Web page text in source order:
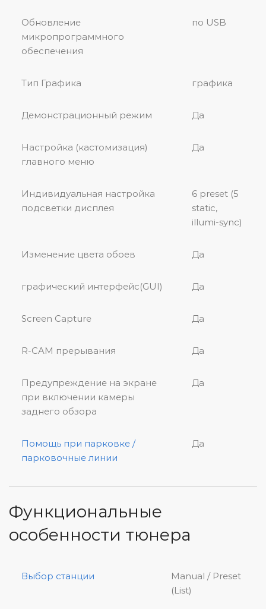
Обновление
микропрограммного
обеспечения
по USB
Тип Графика графика
Демонстрационный режим Да
Настройка (кастомизация)
главного меню
Да
Индивидуальная настройка
подсветки дисплея
6 preset (5
static,
illumi-sync)
Изменение цвета обоев Да
графический интерфейс(GUI) Да
Screen Capture Да
R-CAM прерывания Да
Предупреждение на экране
при включении камеры
заднего обзора
Да
Помощь при парковке /
парковочные линии
Да
Функциональные
особенности тюнера
Выбор станции
Manual / Preset
(List)